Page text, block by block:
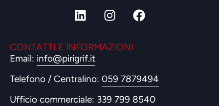
CONTATTI E INFORMAZIONI
Email: info@pirigrif.it
Telefono / Centralino: 059 7879494
Ufficio commerciale: 339 799 8540